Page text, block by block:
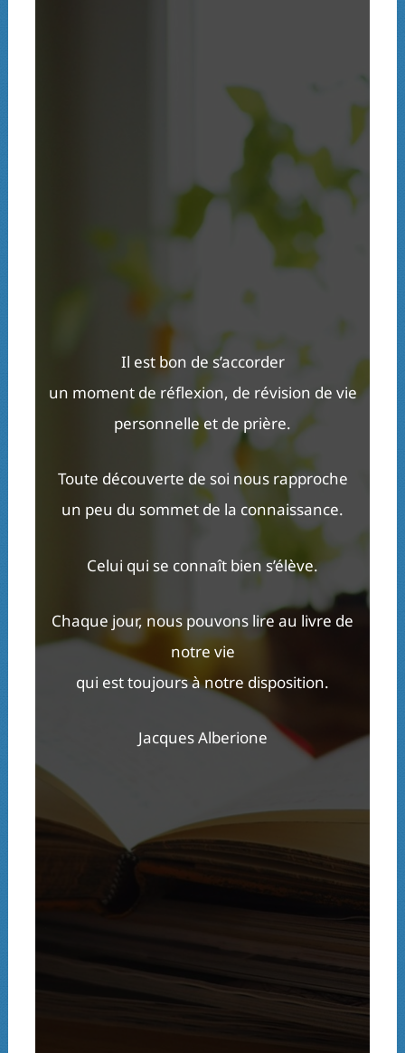
Il est bon de s’accorder
un moment de réflexion, de révision de vie
personnelle et de prière.
Toute découverte de soi nous rapproche
un peu du sommet de la connaissance.
Celui qui se connaît bien s’élève.
Chaque jour, nous pouvons lire au livre de
notre vie
qui est toujours à notre disposition.
Jacques Alberione